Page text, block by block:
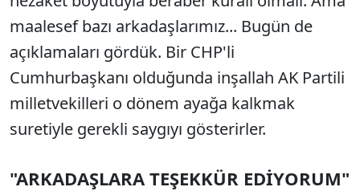
maalesef bazı arkadaşlarımız... Bugün de
açıklamaları gördük. Bir CHP'li
Cumhurbaşkanı olduğunda inşallah AK Partili
milletvekilleri o dönem ayağa kalkmak
suretiyle gerekli saygıyı gösterirler.
"ARKADAŞLARA TEŞEKKÜR EDİYORUM"